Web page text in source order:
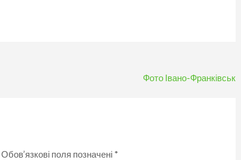
Фото Івано-Франківськ
Обов’язкові поля позначені *